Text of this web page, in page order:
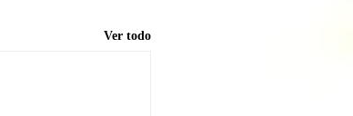
Ver todo